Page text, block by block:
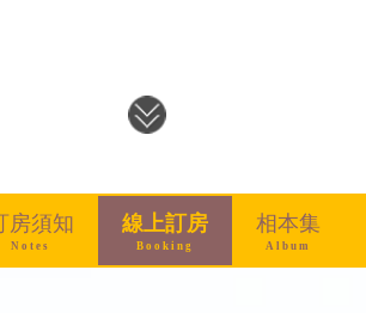
房須知
Notes
線上訂房
Booking
相本集
Album